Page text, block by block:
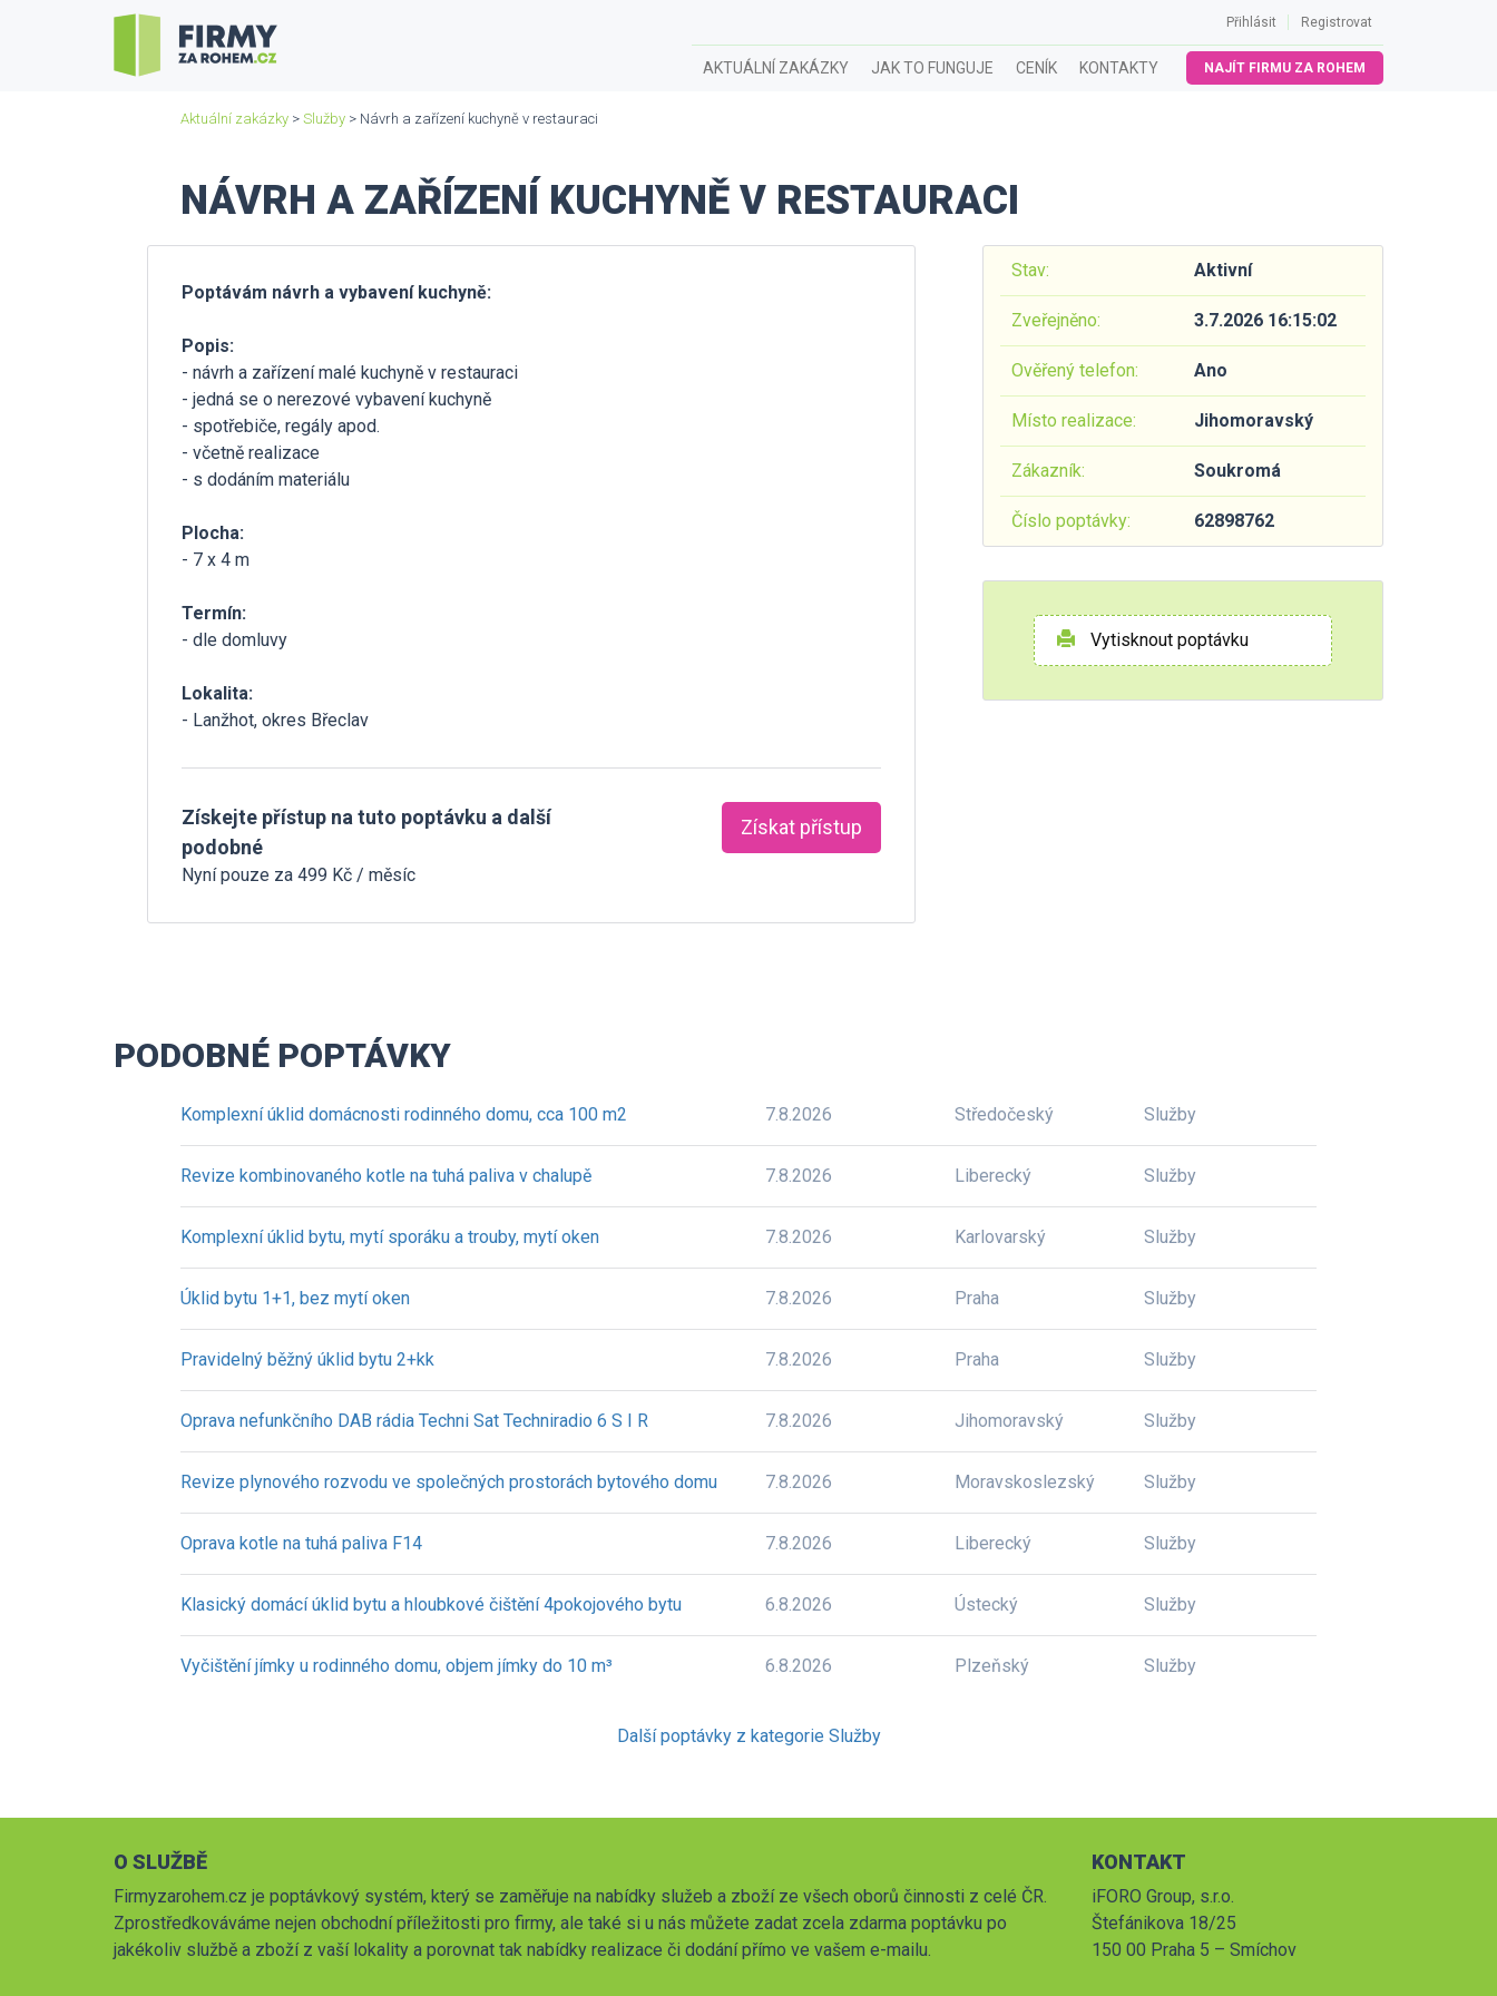
Přihlásit Registrovat
AKTUÁLNÍ ZAKÁZKY JAK TO FUNGUJE CENÍK KONTAKTY NAJÍT FIRMU ZA ROHEM
Aktuální zakázky > Služby > Návrh a zařízení kuchyně v restauraci
NÁVRH A ZAŘÍZENÍ KUCHYNĚ V RESTAURACI
Poptávám návrh a vybavení kuchyně:
Popis:
- návrh a zařízení malé kuchyně v restauraci
- jedná se o nerezové vybavení kuchyně
- spotřebiče, regály apod.
- včetně realizace
- s dodáním materiálu
Plocha:
- 7 x 4 m
Termín:
- dle domluvy
Lokalita:
- Lanžhot, okres Břeclav
Získejte přístup na tuto poptávku a další
podobné
Nyní pouze za 499 Kč / měsíc
Získat přístup
Stav: Aktivní
Zveřejněno: 3.7.2026 16:15:02
Ověřený telefon: Ano
Místo realizace: Jihomoravský
Zákazník: Soukromá
Číslo poptávky: 62898762
Vytisknout poptávku
PODOBNÉ POPTÁVKY
Komplexní úklid domácnosti rodinného domu, cca 100 m2 7.8.2026 Středočeský Služby
Revize kombinovaného kotle na tuhá paliva v chalupě 7.8.2026 Liberecký Služby
Komplexní úklid bytu, mytí sporáku a trouby, mytí oken 7.8.2026 Karlovarský Služby
Úklid bytu 1+1, bez mytí oken 7.8.2026 Praha Služby
Pravidelný běžný úklid bytu 2+kk 7.8.2026 Praha Služby
Oprava nefunkčního DAB rádia Techni Sat Techniradio 6 S I R 7.8.2026 Jihomoravský Služby
Revize plynového rozvodu ve společných prostorách bytového domu 7.8.2026 Moravskoslezský Služby
Oprava kotle na tuhá paliva F14 7.8.2026 Liberecký Služby
Klasický domácí úklid bytu a hloubkové čištění 4pokojového bytu 6.8.2026 Ústecký Služby
Vyčištění jímky u rodinného domu, objem jímky do 10 m³ 6.8.2026 Plzeňský Služby
Další poptávky z kategorie Služby
O SLUŽBĚ
Firmyzarohem.cz je poptávkový systém, který se zaměřuje na nabídky služeb a zboží ze všech oborů činnosti z celé ČR.
Zprostředkováváme nejen obchodní příležitosti pro firmy, ale také si u nás můžete zadat zcela zdarma poptávku po
jakékoliv službě a zboží z vaší lokality a porovnat tak nabídky realizace či dodání přímo ve vašem e-mailu.
KONTAKT
iFORO Group, s.r.o.
Štefánikova 18/25
150 00 Praha 5 – Smíchov